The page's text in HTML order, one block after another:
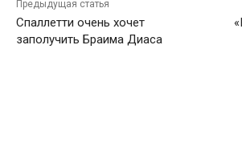
Предыдущая статья
Спаллетти очень хочет
заполучить Браима Диаса